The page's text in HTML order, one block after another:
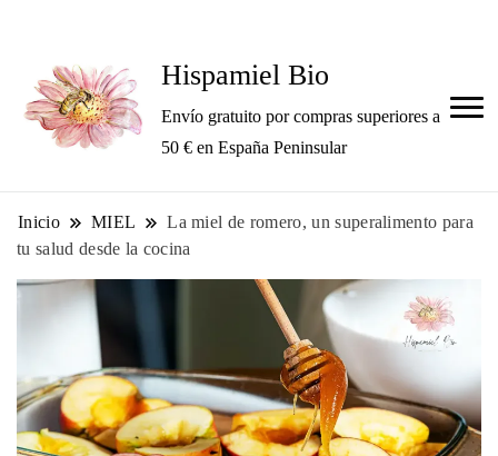
Hispamiel Bio
Envío gratuito por compras superiores a
50 € en España Peninsular
Inicio MIEL
La miel de romero, un superalimento para
tu salud desde la cocina